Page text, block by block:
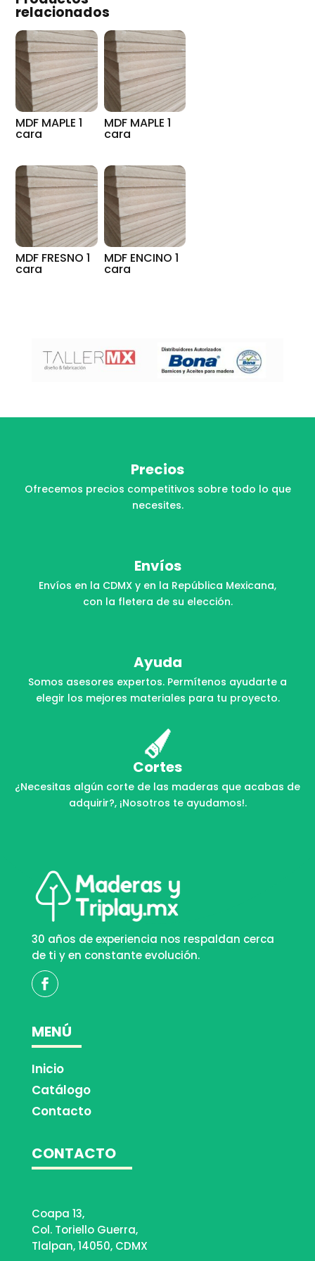
relacionados
MDF MAPLE 1
cara
MDF MAPLE 1
cara
MDF FRESNO 1
cara
MDF ENCINO 1
cara
Precios
Ofrecemos precios competitivos sobre todo lo que
necesites.
Envíos
Envíos en la CDMX y en la República Mexicana,
con la fletera de su elección.
Ayuda
Somos asesores expertos. Permítenos ayudarte a
elegir los mejores materiales para tu proyecto.
Cortes
¿Necesitas algún corte de las maderas que acabas de
adquirir?, ¡Nosotros te ayudamos!.
30 años de experiencia nos respaldan cerca
de ti y en constante evolución.
MENÚ
Inicio
Catálogo
Contacto
CONTACTO
Coapa 13,
Col. Toriello Guerra,
Tlalpan, 14050, CDMX